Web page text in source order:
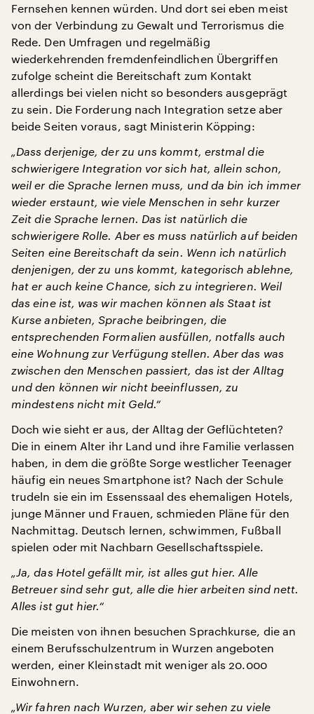
Fernsehen kennen würden. Und dort sei eben meist
von der Verbindung zu Gewalt und Terrorismus die
Rede. Den Umfragen und regelmäßig
wiederkehrenden fremdenfeindlichen Übergriffen
zufolge scheint die Bereitschaft zum Kontakt
allerdings bei vielen nicht so besonders ausgeprägt
zu sein. Die Forderung nach Integration setze aber
beide Seiten voraus, sagt Ministerin Köpping:
„Dass derjenige, der zu uns kommt, erstmal die
schwierigere Integration vor sich hat, allein schon,
weil er die Sprache lernen muss, und da bin ich immer
wieder erstaunt, wie viele Menschen in sehr kurzer
Zeit die Sprache lernen. Das ist natürlich die
schwierigere Rolle. Aber es muss natürlich auf beiden
Seiten eine Bereitschaft da sein. Wenn ich natürlich
denjenigen, der zu uns kommt, kategorisch ablehne,
hat er auch keine Chance, sich zu integrieren. Weil
das eine ist, was wir machen können als Staat ist
Kurse anbieten, Sprache beibringen, die
entsprechenden Formalien ausfüllen, notfalls auch
eine Wohnung zur Verfügung stellen. Aber das was
zwischen den Menschen passiert, das ist der Alltag
und den können wir nicht beeinflussen, zu
mindestens nicht mit Geld.“
Doch wie sieht er aus, der Alltag der Geflüchteten?
Die in einem Alter ihr Land und ihre Familie verlassen
haben, in dem die größte Sorge westlicher Teenager
häufig ein neues Smartphone ist? Nach der Schule
trudeln sie ein im Essenssaal des ehemaligen Hotels,
junge Männer und Frauen, schmieden Pläne für den
Nachmittag. Deutsch lernen, schwimmen, Fußball
spielen oder mit Nachbarn Gesellschaftsspiele.
„Ja, das Hotel gefällt mir, ist alles gut hier. Alle
Betreuer sind sehr gut, alle die hier arbeiten sind nett.
Alles ist gut hier.“
Die meisten von ihnen besuchen Sprachkurse, die an
einem Berufsschulzentrum in Wurzen angeboten
werden, einer Kleinstadt mit weniger als 20.000
Einwohnern.
„Wir fahren nach Wurzen, aber wir sehen zu viele